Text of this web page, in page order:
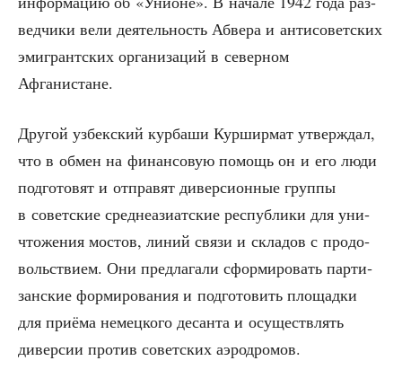
вед­чи­ки вели дея­тель­ность Абве­ра и анти­со­вет­ских
эми­грант­ских орга­ни­за­ций в север­ном
Афганистане.
Дру­гой узбек­ский кур­ба­ши Кур­шир­мат утвер­ждал,
что в обмен на финан­со­вую помощь он и его люди
под­го­то­вят и отпра­вят дивер­си­он­ные груп­пы
в совет­ские сред­не­ази­ат­ские рес­пуб­ли­ки для уни­
что­же­ния мостов, линий свя­зи и скла­дов с про­до­
воль­стви­ем. Они пред­ла­га­ли сфор­ми­ро­вать пар­ти­
зан­ские фор­ми­ро­ва­ния и под­го­то­вить пло­щад­ки
для при­ё­ма немец­ко­го десан­та и осу­ществ­лять
дивер­сии про­тив совет­ских аэродромов.